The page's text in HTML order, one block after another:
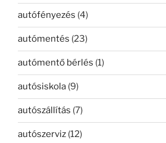
autófényezés (4)
autómentés (23)
autómentő bérlés (1)
autósiskola (9)
autószállítás (7)
autószerviz (12)